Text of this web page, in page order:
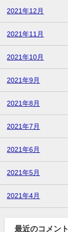
2021年12月
2021年11月
2021年10月
2021年9月
2021年8月
2021年7月
2021年6月
2021年5月
2021年4月
最近のコメント